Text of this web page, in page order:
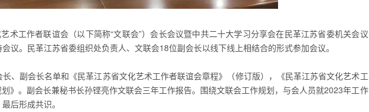
术工作者联谊会（以下简称“文联会”）会长会议暨中共二十大学习分享会在民革江苏省委机关会议
议。民革江苏省委组织处负责人、文联会18位副会长以线下线上相结合的形式参加会议。
、副会长名单和《民革江苏省文化艺术工作者联谊会章程》（修订版），《民革江苏省文化艺术工
》。副会长兼秘书长孙铿亮作文联会三年工作报告。围绕文联会工作规划，与会人员就2023年工作
后形成共识。